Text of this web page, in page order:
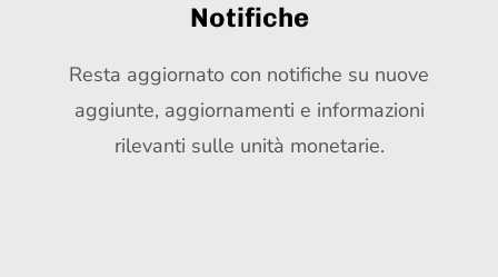
Notifiche
Resta aggiornato con notifiche su nuove
aggiunte, aggiornamenti e informazioni
rilevanti sulle unità monetarie.